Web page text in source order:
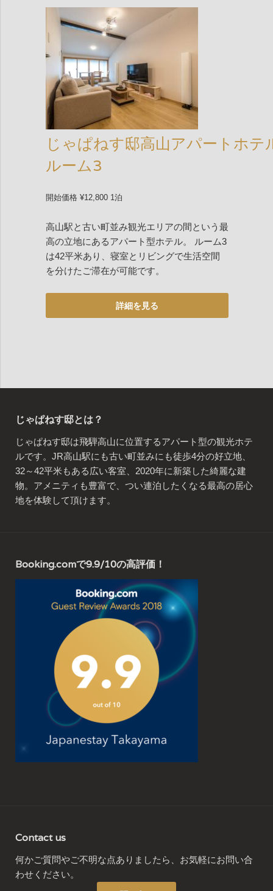
じゃぱねす邸高山アパートホテ
ルーム3
開始価格 ¥12,800 1泊
高山駅と古い町並み観光エリアの間という最
高の立地にあるアパート型ホテル。 ルーム3
は42平米あり、寝室とリビングで生活空間
を分けたご滞在が可能です。
じゃぱねす邸とは？
じゃぱねす邸は飛騨高山に位置するアパート型の観光ホテ
ルです。JR高山駅にも古い町並みにも徒歩4分の好立地、
32～42平米もある広い客室、2020年に新築した綺麗な建
物。アメニティも豊富で、つい連泊したくなる最高の居心
地を体験して頂けます。
Booking.comで9.9/10の高評価！
Contact us
何かご質問やご不明な点ありましたら、お気軽にお問い合
わせください。